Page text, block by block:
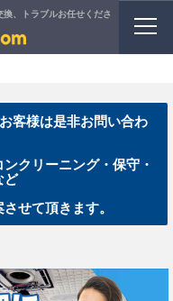
、トラブルお任せくださ
ニューアル工事・新設・
客様は是非お問い合わ
クリーニング・保守・
ど
せて頂きます。